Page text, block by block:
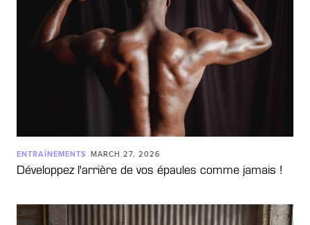
ENTRAÎNEMENTS MARCH 27, 2026
Développez l'arrière de vos épaules comme jamais !